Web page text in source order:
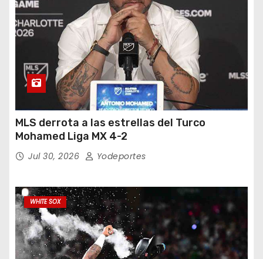
MLS derrota a las estrellas del Turco
Mohamed Liga MX 4-2
Jul 30, 2026 Yodeportes
WHITE SOX